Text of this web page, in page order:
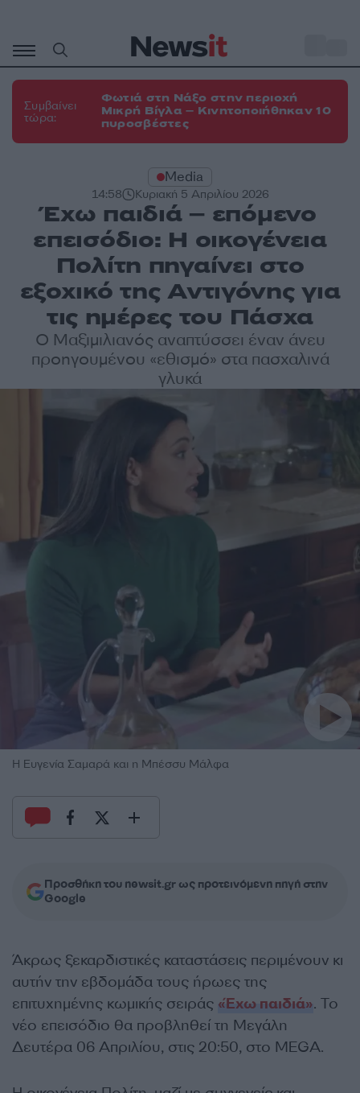
περιεχόμενο
Συμβαίνει
τώρα:
Φωτιά στη Νάξο στην περιοχή
Μικρή Βίγλα – Κινητοποιήθηκαν 10
πυροσβέστες
Media
14:58 Κυριακή 5 Απριλίου 2026
Έχω παιδιά – επόμενο
επεισόδιο: Η οικογένεια
Πολίτη πηγαίνει στο
εξοχικό της Αντιγόνης για
τις ημέρες του Πάσχα
Ο Μαξιμιλιανός αναπτύσσει έναν άνευ
προηγουμένου «εθισμό» στα πασχαλινά
γλυκά
Η Ευγενία Σαμαρά και η Μπέσσυ Μάλφα
Προσθήκη του newsit.gr ως προτεινόμενη πηγή στην
Google
Άκρως ξεκαρδιστικές καταστάσεις περιμένουν κι
αυτήν την εβδομάδα τους ήρωες της
επιτυχημένης κωμικής σειράς «Έχω παιδιά». Το
νέο επεισόδιο θα προβληθεί τη Μεγάλη
Δευτέρα 06 Απριλίου, στις 20:50, στο MEGA.